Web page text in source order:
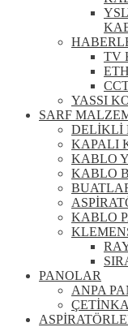
TV
YASSI
SARF
DELİKLİ
KAPALI
KABLO
KABLO
KABLO
PANOLAR
ANPA